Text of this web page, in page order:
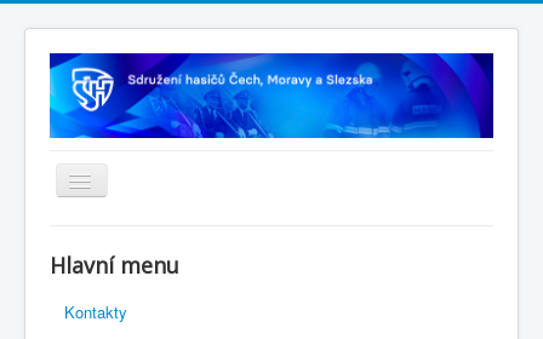
Rejstřík sportu
Novelizace Stanov SH ČMS
Hlavní menu
Kontakty